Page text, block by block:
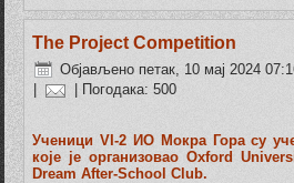
The Project Competition
Објављено петак, 10 мај 2024
| Погодака: 500
Ученици VI-2 ИО Мокра Гора су
које је организовао Oxford
Dream After-School Club.